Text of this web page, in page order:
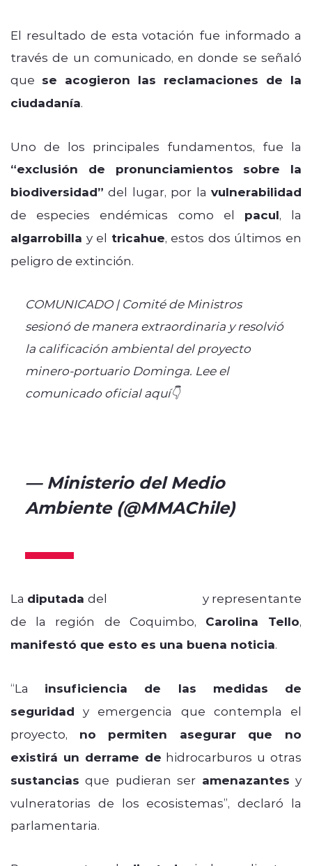
El resultado de esta votación fue informado a
través de un comunicado, en donde se señaló
que se acogieron las reclamaciones de la
ciudadanía.
Uno de los principales fundamentos, fue la
“exclusión de pronunciamientos sobre la
biodiversidad” del lugar, por la vulnerabilidad
de especies endémicas como el pacul, la
algarrobilla y el tricahue, estos dos últimos en
peligro de extinción.
COMUNICADO | Comité de Ministros
sesionó de manera extraordinaria y resolvió
la calificación ambiental del proyecto
minero-portuario Dominga. Lee el
comunicado oficial aquí👇
— Ministerio del Medio
Ambiente (@MMAChile)
La diputada del
y representante
de la región de Coquimbo, Carolina Tello,
manifestó que esto es una buena noticia.
“La insuficiencia de las medidas de
seguridad y emergencia que contempla el
proyecto, no permiten asegurar que no
existirá un derrame de hidrocarburos u otras
sustancias que pudieran ser amenazantes y
vulneratorias de los ecosistemas”, declaró la
parlamentaria.